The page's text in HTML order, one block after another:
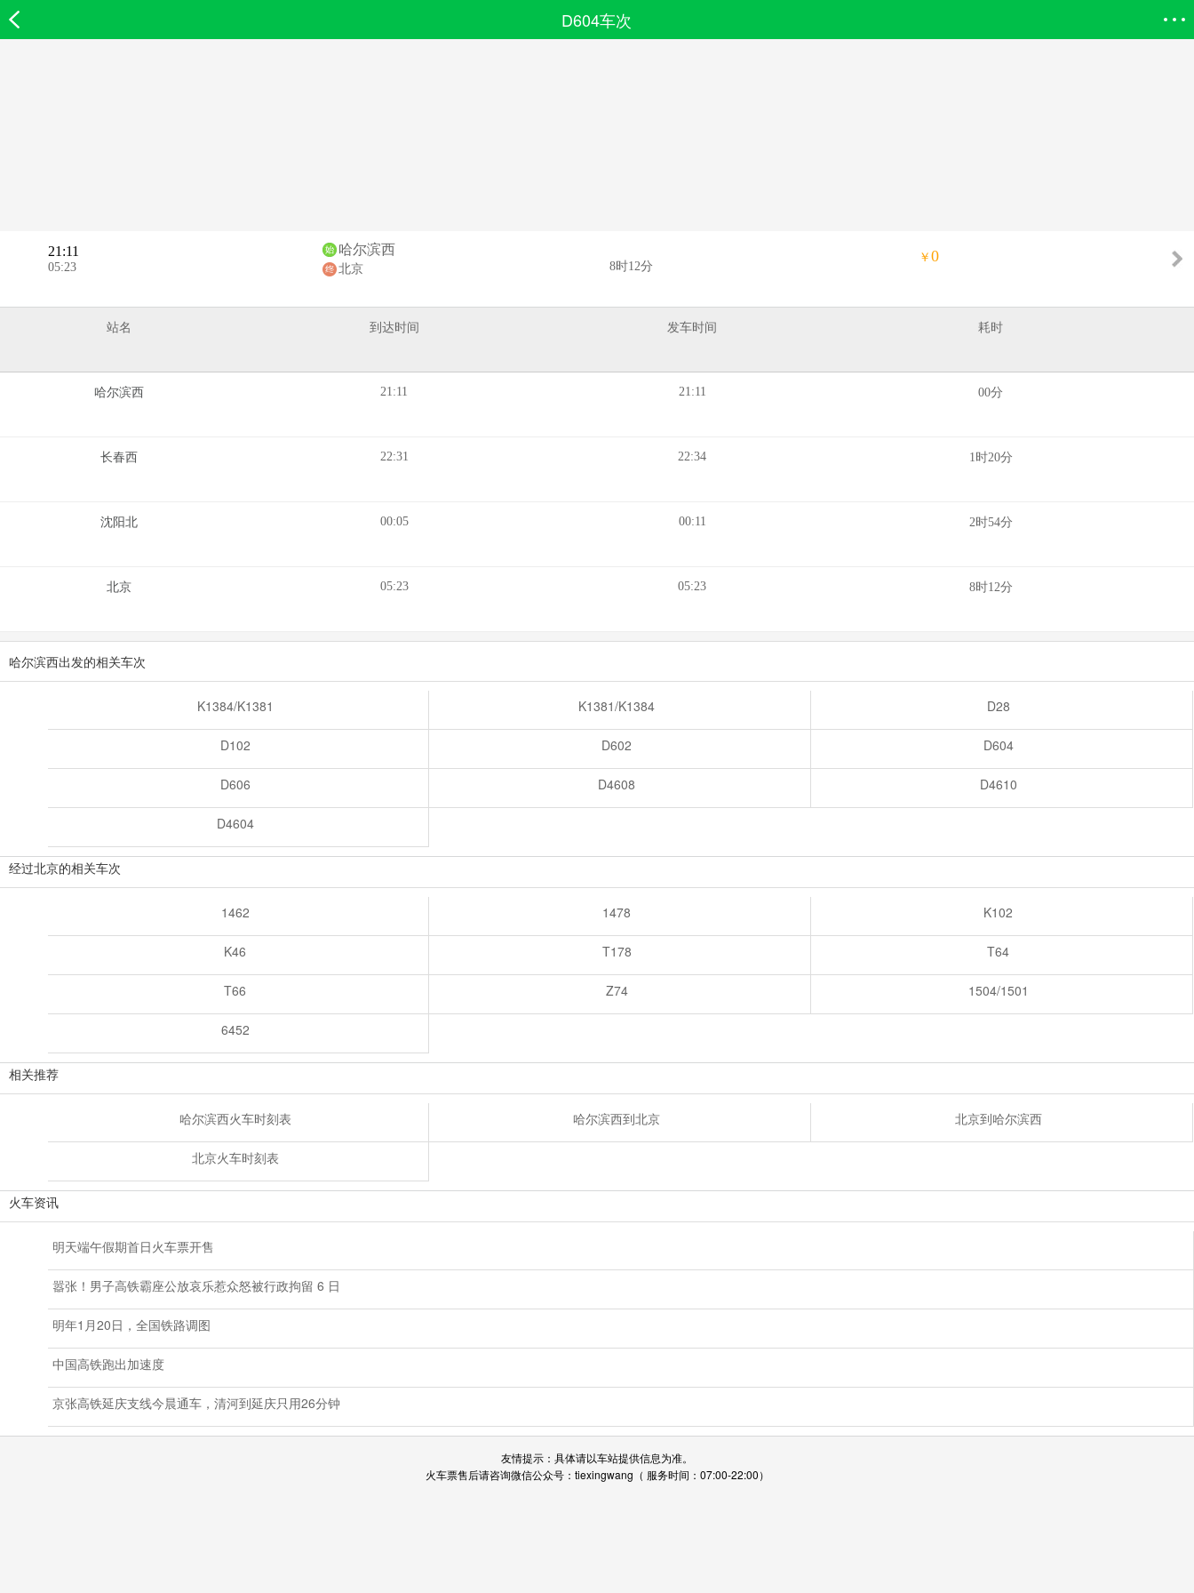
D604车次
21:11
05:23
哈尔滨西
北京 8时12分
￥0
站名 到达时间 发车时间 耗时
哈尔滨西 21:11 21:11 00分
长春西 22:31 22:34 1时20分
沈阳北 00:05 00:11 2时54分
北京 05:23 05:23 8时12分
哈尔滨西出发的相关车次
K1384/K1381 K1381/K1384 D28
D102 D602 D604
D606 D4608 D4610
D4604
经过北京的相关车次
1462 1478 K102
K46 T178 T64
T66 Z74 1504/1501
6452
相关推荐
哈尔滨西火车时刻表 哈尔滨西到北京 北京到哈尔滨西
北京火车时刻表
火车资讯
明天端午假期首日火车票开售
嚣张！男子高铁霸座公放哀乐惹众怒被行政拘留 6 日
明年1月20日，全国铁路调图
中国高铁跑出加速度
京张高铁延庆支线今晨通车，清河到延庆只用26分钟
友情提示：具体请以车站提供信息为准。
火车票售后请咨询微信公众号：tiexingwang（ 服务时间：07:00-22:00）